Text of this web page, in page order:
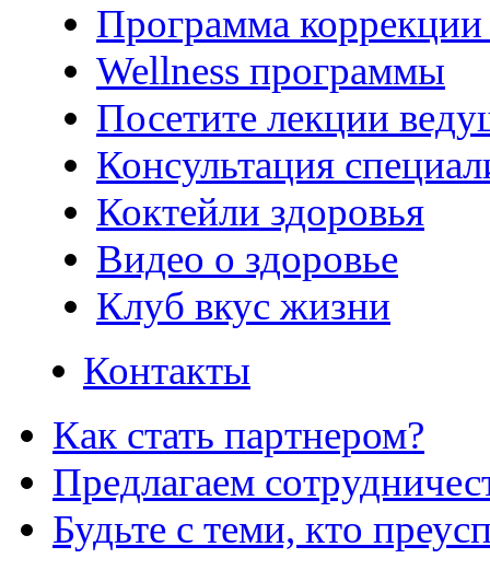
Программа коррекции
Wellness программы
Посетите лекции
Консультация
Коктейли здоровья
Видео о здоровье
Клуб вкус жизни
Контакты
Как стать партнером?
Предлагаем
Будьте с теми, кто